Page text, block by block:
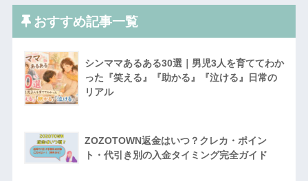
おすすめ記事一覧
シンママあるある30選｜男児3人を育ててわか
った『笑える』『助かる』『泣ける』日常の
リアル
ZOZOTOWN返金はいつ？クレカ・ポイン
ト・代引き別の入金タイミング完全ガイド